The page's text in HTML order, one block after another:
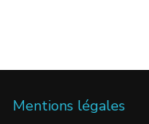
Mentions légales